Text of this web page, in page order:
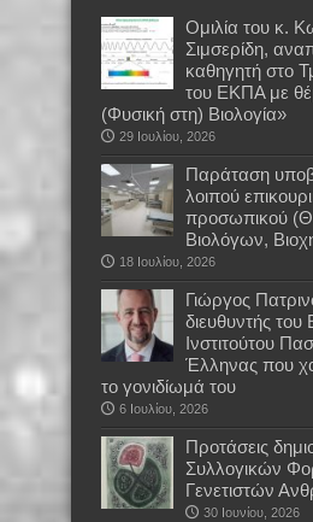
Oμιλία του κ.
Σιμσερίδη,
καθηγητή στο
του ΕΚΠΑ με
(Φυσική στη) Βιολογία»
29 Ιουλίου, 2026
Παράταση
λοιπού
προσωπικού
Βιολόγων,
18 Ιουλίου, 2026
Γιώργος
διευθυντής του
Ινστιτούτου
Έλληνας που
το γονιδίωμά του
6 Ιουλίου, 2026
Προτάσεις
Συλλογικών
Γενετιστών
30 Ιουνίου, 2026